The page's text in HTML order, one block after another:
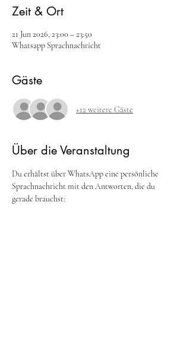
Zeit & Ort
21 Jun 2026, 23:00 – 23:50
Whatsapp Sprachnachricht
Gäste
+12 weitere Gäste
Über die Veranstaltung
Du erhältst über WhatsApp eine persönliche
Sprachnachricht mit den Antworten, die du
gerade brauchst: